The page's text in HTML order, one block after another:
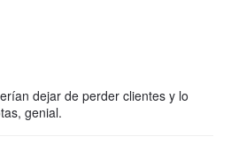
dejar de perder clientes y lo
genial.